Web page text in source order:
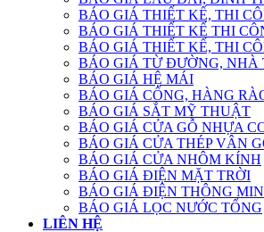
BÁO GIÁ THIẾT KẾ, THI
BÁO GIÁ THIẾT KẾ THI
BÁO GIÁ THIẾT KẾ, THI
BÁO GIÁ TỪ ĐƯỜNG, NHÀ
BÁO GIÁ HỆ MÁI
BÁO GIÁ CỔNG, HÀNG
BÁO GIÁ SẮT MỸ THUẬT
BÁO GIÁ CỬA GỖ NHỰA
BÁO GIÁ CỬA THÉP VÂN
BÁO GIÁ CỬA NHÔM KÍNH
BÁO GIÁ ĐIỆN MẶT TRỜI
BÁO GIÁ ĐIỆN THÔNG
BÁO GIÁ LỌC NƯỚC TỔNG
LIÊN HỆ